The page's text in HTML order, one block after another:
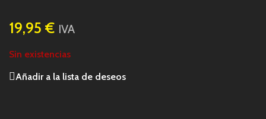
19,95 € IVA
Sin existencias
Añadir a la lista de deseos